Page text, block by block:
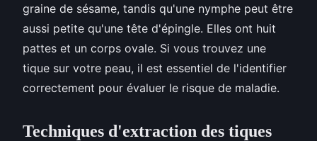
graine de sésame, tandis qu'une nymphe peut être
aussi petite qu'une tête d'épingle. Elles ont huit
pattes et un corps ovale. Si vous trouvez une
tique sur votre peau, il est essentiel de l'identifier
correctement pour évaluer le risque de maladie.
Techniques d'extraction des tiques